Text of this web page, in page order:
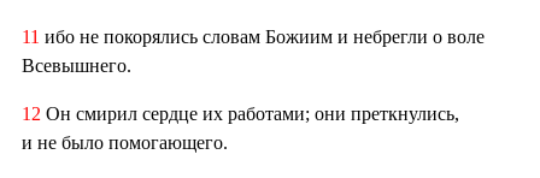
11 ибо не покорялись словам Божиим и небрегли о воле
Всевышнего.
12 Он смирил сердце их работами; они преткнулись,
и не было помогающего.